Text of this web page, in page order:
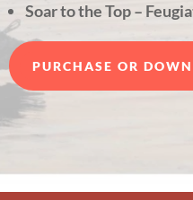
Soar to the Top –
PURCHASE OR